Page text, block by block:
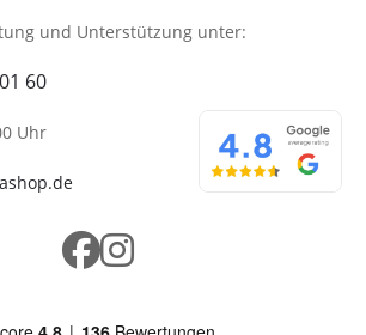
und Unterstützung unter:
60
Uhr